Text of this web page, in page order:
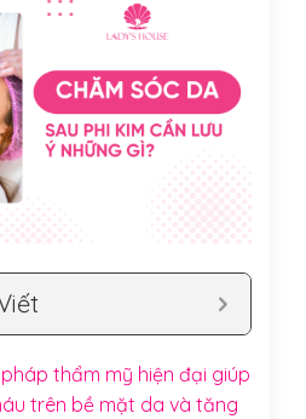
thẩm mỹ hiện đại giúp
trên bề mặt da và tăng